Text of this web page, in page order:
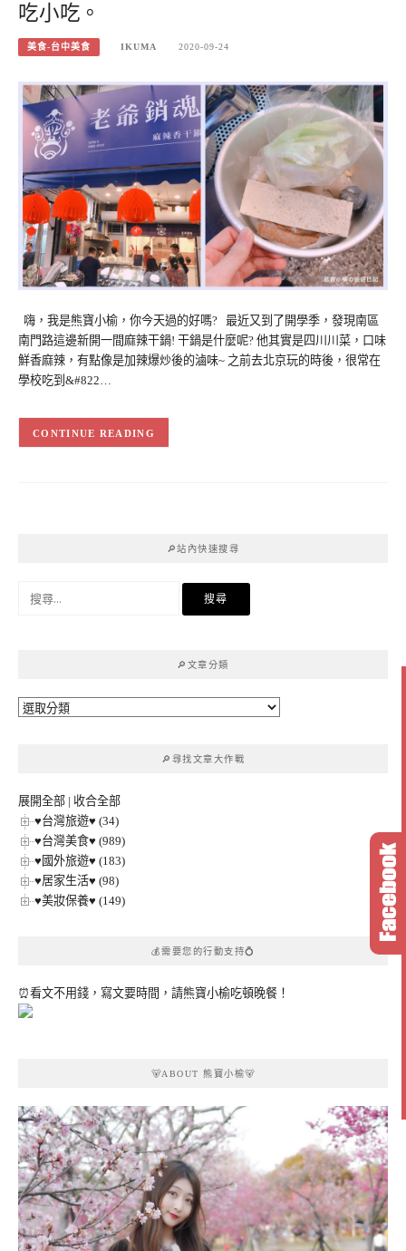
吃小吃。
美食-台中美食 IKUMA 2020-09-24
嗨，我是熊寶小榆，你今天過的好嗎? 最近又到了開學季，發現南區
南門路這邊新開一間麻辣干鍋! 干鍋是什麼呢? 他其實是四川川菜，口味
鮮香麻辣，有點像是加辣爆炒後的滷味~ 之前去北京玩的時後，很常在
學校吃到&#822…
CONTINUE READING
🔎站內快速搜尋
🔎文章分類
🔎
🔎尋找文章大作戰
展開全部 | 收合全部
♥台灣旅遊♥ (34)
♥台灣美食♥ (989)
♥國外旅遊♥ (183)
♥居家生活♥ (98)
♥美妝保養♥ (149)
💰需要您的行動支持💍
⏰看文不用錢，寫文要時間，請熊寶小榆吃頓晚餐！
🐻ABOUT 熊寶小榆🐻